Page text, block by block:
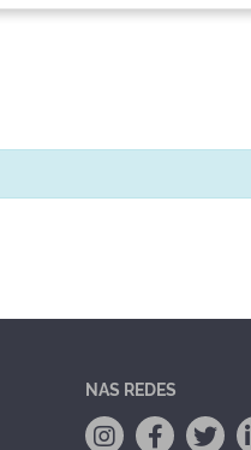
NAS REDES